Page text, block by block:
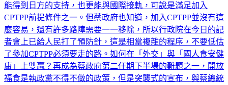
放日本福食後就能如願以償加入CPTPP？開放福食後，確實更
能得到日方的支持，也更能與國際接軌，可說是滿足加入
CPTPP前提條件之一。但蔡政府也知道，加入CPTPP並沒有這
麼容易，還有許多路障需要一一移除，所以行政院在今日的記
者會上已給人民打了預防針，這是相當複雜的程序，不要低估
了參加CPTPP必須要走的路。如何在「外交」與「國人食安健
康」上雙贏？再成為蔡政府第二任期下半場的難題之一，開放